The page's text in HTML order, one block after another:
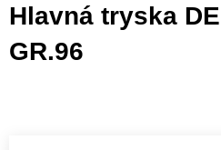
Hlavná tryska
GR.96